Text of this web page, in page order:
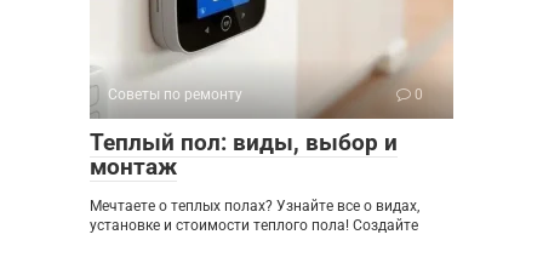
Советы по ремонту 0
Теплый пол: виды, выбор и
монтаж
Мечтаете о теплых полах? Узнайте все о видах,
установке и стоимости теплого пола! Создайте